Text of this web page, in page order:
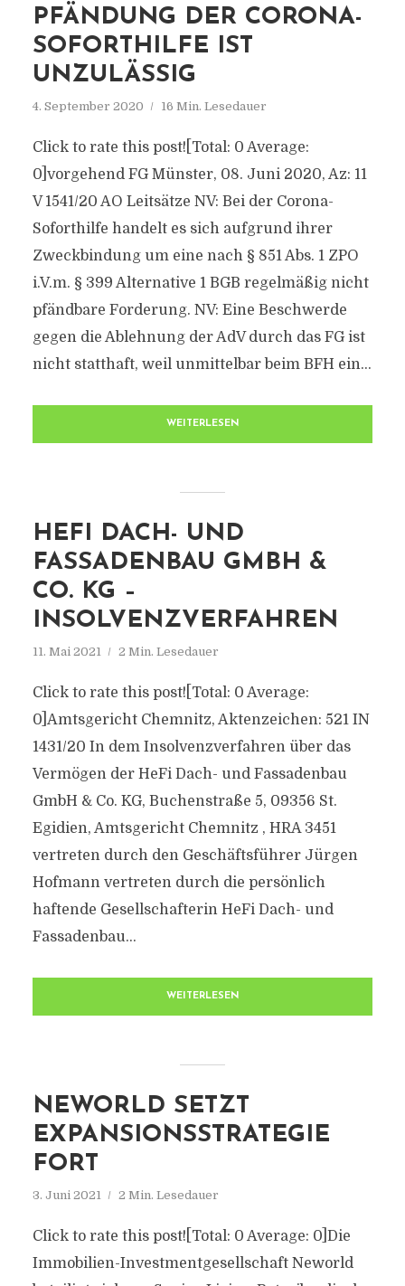
PFÄNDUNG DER CORONA-
SOFORTHILFE IST
UNZULÄSSIG
4. September 2020 16 Min. Lesedauer
Click to rate this post![Total: 0 Average:
0]vorgehend FG Münster, 08. Juni 2020, Az: 11
V 1541/20 AO Leitsätze NV: Bei der Corona-
Soforthilfe handelt es sich aufgrund ihrer
Zweckbindung um eine nach § 851 Abs. 1 ZPO
i.V.m. § 399 Alternative 1 BGB regelmäßig nicht
pfändbare Forderung. NV: Eine Beschwerde
gegen die Ablehnung der AdV durch das FG ist
nicht statthaft, weil unmittelbar beim BFH ein...
WEITERLESEN
HEFI DACH- UND
FASSADENBAU GMBH &
CO. KG –
INSOLVENZVERFAHREN
11. Mai 2021 2 Min. Lesedauer
Click to rate this post![Total: 0 Average:
0]Amtsgericht Chemnitz, Aktenzeichen: 521 IN
1431/20 In dem Insolvenzverfahren über das
Vermögen der HeFi Dach- und Fassadenbau
GmbH & Co. KG, Buchenstraße 5, 09356 St.
Egidien, Amtsgericht Chemnitz , HRA 3451
vertreten durch den Geschäftsführer Jürgen
Hofmann vertreten durch die persönlich
haftende Gesellschafterin HeFi Dach- und
Fassadenbau...
WEITERLESEN
NEWORLD SETZT
EXPANSIONSSTRATEGIE
FORT
3. Juni 2021 2 Min. Lesedauer
Click to rate this post![Total: 0 Average: 0]Die
Immobilien-Investmentgesellschaft Neworld